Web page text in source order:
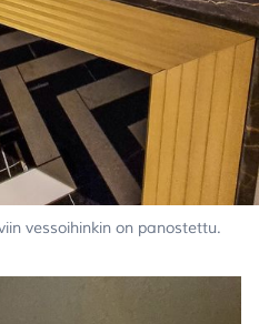
vessoihinkin on panostettu.